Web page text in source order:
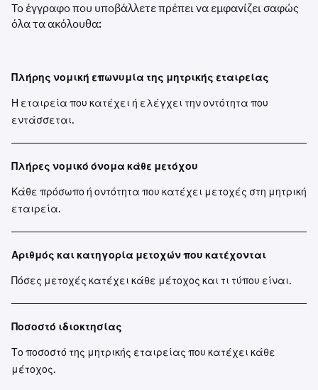
Το έγγραφο που υποβάλλετε πρέπει να εμφανίζει σαφώς
όλα τα ακόλουθα:
Πλήρης νομική επωνυμία της μητρικής εταιρείας
Η εταιρεία που κατέχει ή ελέγχει την οντότητα που
εντάσσεται.
Πλήρες νομικό όνομα κάθε μετόχου
Κάθε πρόσωπο ή οντότητα που κατέχει μετοχές στη μητρική
εταιρεία.
Αριθμός και κατηγορία μετοχών που κατέχονται
Πόσες μετοχές κατέχει κάθε μέτοχος και τι τύπου είναι.
Ποσοστό ιδιοκτησίας
Το ποσοστό της μητρικής εταιρείας που κατέχει κάθε
μέτοχος.